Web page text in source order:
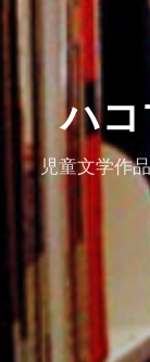
ハ
児童文学作